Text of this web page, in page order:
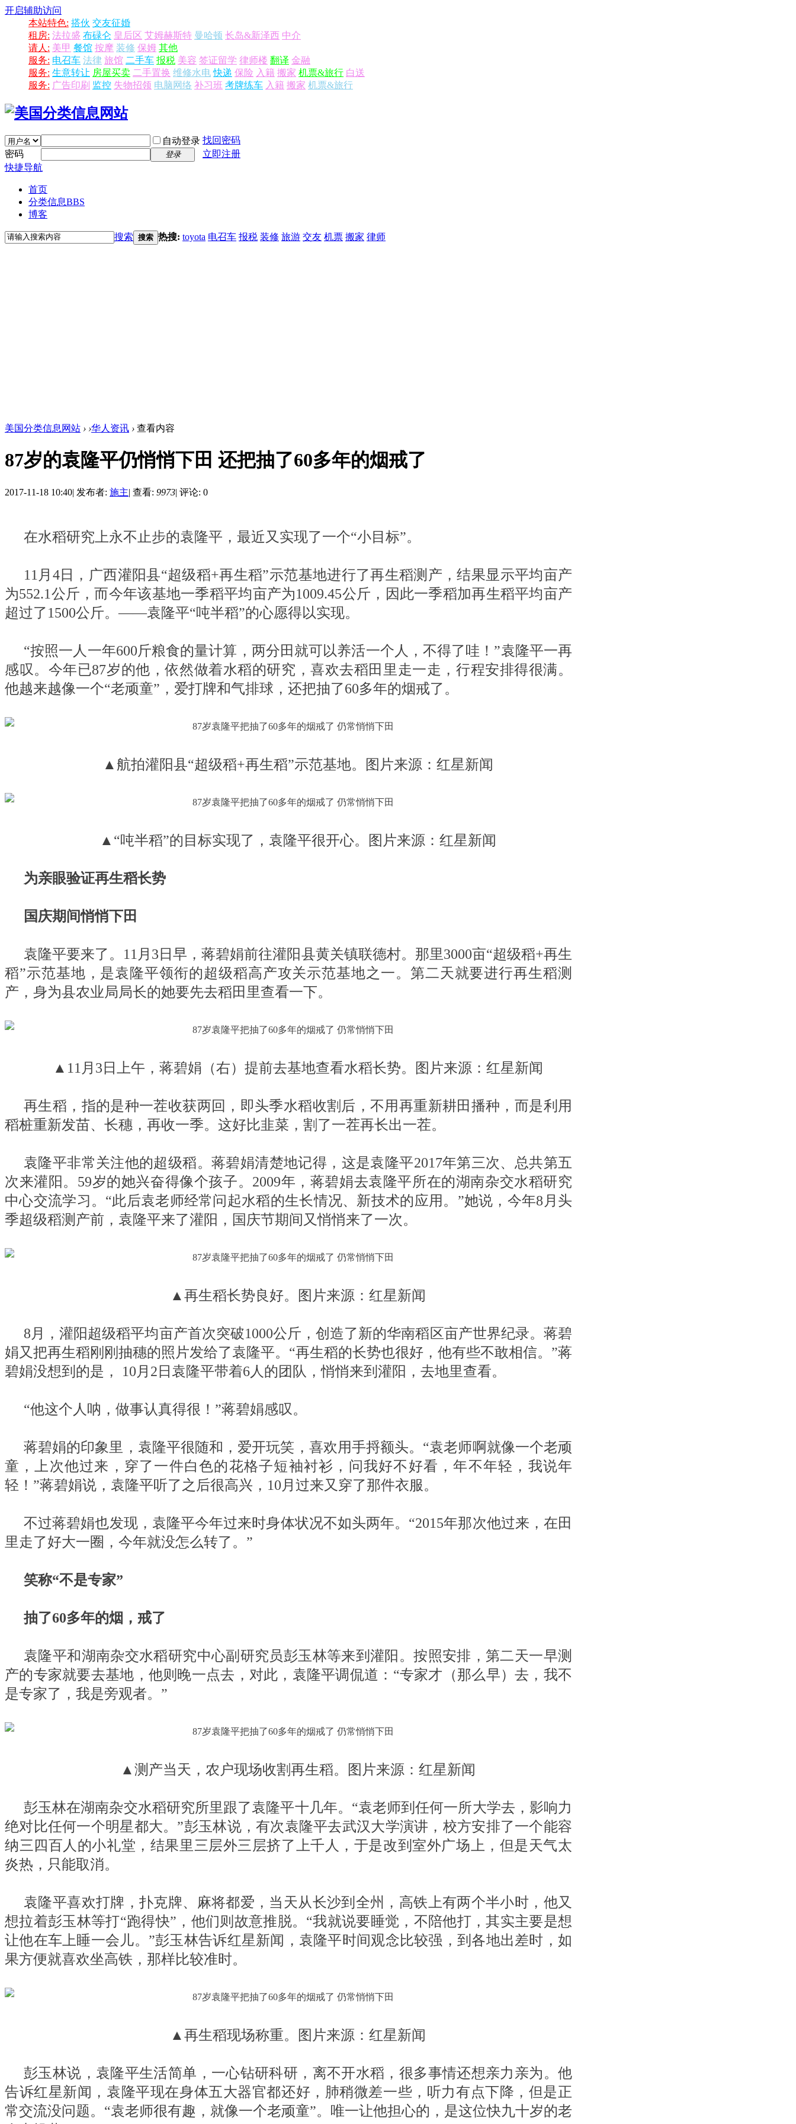
开启辅助访问
本站特色: 搭伙 交友征婚
租房: 法拉盛 布碌仑 皇后区 艾姆赫斯特 曼哈顿 长岛&新泽西 中介
请人: 美甲 餐馆 按摩 装修 保姆 其他
服务: 电召车 法律 旅馆 二手车 报税 美容 签证留学 律师楼 翻译 金融
服务: 生意转让 房屋买卖 二手置换 维修水电 快递 保险 入籍 搬家 机票&旅行 白送
服务: 广告印刷 监控 失物招领 电脑网络 补习班 考牌练车 入籍 搬家 机票&旅行
自动登录 找回密码
密码
登录
立即注册
快捷导航
首页
分类信息BBS
博客
搜索 搜索 热搜: toyota 电召车 报税 装修 旅游 交友 机票 搬家 律师
美国分类信息网站 › ›华人资讯 › 查看内容
87岁的袁隆平仍悄悄下田 还把抽了60多年的烟戒了
2017-11-18 10:40| 发布者: 施主| 查看: 9973| 评论: 0
在水稻研究上永不止步的袁隆平，最近又实现了一个“小目标”。
11月4日，广西灌阳县“超级稻+再生稻”示范基地进行了再生稻测产，结果显示平均亩产
为552.1公斤，而今年该基地一季稻平均亩产为1009.45公斤，因此一季稻加再生稻平均亩产
超过了1500公斤。——袁隆平“吨半稻”的心愿得以实现。
“按照一人一年600斤粮食的量计算，两分田就可以养活一个人，不得了哇！”袁隆平一再
感叹。今年已87岁的他，依然做着水稻的研究，喜欢去稻田里走一走，行程安排得很满。
他越来越像一个“老顽童”，爱打牌和气排球，还把抽了60多年的烟戒了。
▲航拍灌阳县“超级稻+再生稻”示范基地。图片来源：红星新闻
▲“吨半稻”的目标实现了，袁隆平很开心。图片来源：红星新闻
为亲眼验证再生稻长势
国庆期间悄悄下田
袁隆平要来了。11月3日早，蒋碧娟前往灌阳县黄关镇联德村。那里3000亩“超级稻+再生
稻”示范基地，是袁隆平领衔的超级稻高产攻关示范基地之一。第二天就要进行再生稻测
产，身为县农业局局长的她要先去稻田里查看一下。
▲11月3日上午，蒋碧娟（右）提前去基地查看水稻长势。图片来源：红星新闻
再生稻，指的是种一茬收获两回，即头季水稻收割后，不用再重新耕田播种，而是利用
稻桩重新发苗、长穗，再收一季。这好比韭菜，割了一茬再长出一茬。
袁隆平非常关注他的超级稻。蒋碧娟清楚地记得，这是袁隆平2017年第三次、总共第五
次来灌阳。59岁的她兴奋得像个孩子。2009年，蒋碧娟去袁隆平所在的湖南杂交水稻研究
中心交流学习。“此后袁老师经常问起水稻的生长情况、新技术的应用。”她说，今年8月头
季超级稻测产前，袁隆平来了灌阳，国庆节期间又悄悄来了一次。
▲再生稻长势良好。图片来源：红星新闻
8月，灌阳超级稻平均亩产首次突破1000公斤，创造了新的华南稻区亩产世界纪录。蒋碧
娟又把再生稻刚刚抽穗的照片发给了袁隆平。“再生稻的长势也很好，他有些不敢相信。”蒋
碧娟没想到的是， 10月2日袁隆平带着6人的团队，悄悄来到灌阳，去地里查看。
“他这个人呐，做事认真得很！”蒋碧娟感叹。
蒋碧娟的印象里，袁隆平很随和，爱开玩笑，喜欢用手捋额头。“袁老师啊就像一个老顽
童，上次他过来，穿了一件白色的花格子短袖衬衫，问我好不好看，年不年轻，我说年
轻！”蒋碧娟说，袁隆平听了之后很高兴，10月过来又穿了那件衣服。
不过蒋碧娟也发现，袁隆平今年过来时身体状况不如头两年。“2015年那次他过来，在田
里走了好大一圈，今年就没怎么转了。”
笑称“不是专家”
抽了60多年的烟，戒了
袁隆平和湖南杂交水稻研究中心副研究员彭玉林等来到灌阳。按照安排，第二天一早测
产的专家就要去基地，他则晚一点去，对此，袁隆平调侃道：“专家才（那么早）去，我不
是专家了，我是旁观者。”
▲测产当天，农户现场收割再生稻。图片来源：红星新闻
彭玉林在湖南杂交水稻研究所里跟了袁隆平十几年。“袁老师到任何一所大学去，影响力
绝对比任何一个明星都大。”彭玉林说，有次袁隆平去武汉大学演讲，校方安排了一个能容
纳三四百人的小礼堂，结果里三层外三层挤了上千人，于是改到室外广场上，但是天气太
炎热，只能取消。
袁隆平喜欢打牌，扑克牌、麻将都爱，当天从长沙到全州，高铁上有两个半小时，他又
想拉着彭玉林等打“跑得快”，他们则故意推脱。“我就说要睡觉，不陪他打，其实主要是想
让他在车上睡一会儿。”彭玉林告诉红星新闻，袁隆平时间观念比较强，到各地出差时，如
果方便就喜欢坐高铁，那样比较准时。
▲再生稻现场称重。图片来源：红星新闻
彭玉林说，袁隆平生活简单，一心钻研科研，离不开水稻，很多事情还想亲力亲为。他
告诉红星新闻，袁隆平现在身体五大器官都还好，肺稍微差一些，听力有点下降，但是正
常交流没问题。“袁老师很有趣，就像一个老顽童”。唯一让他担心的，是这位快九十岁的老